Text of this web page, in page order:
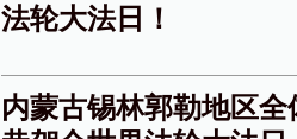
法轮大法日！
内蒙古锡林郭勒地区